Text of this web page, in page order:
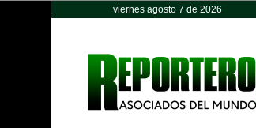
viernes agosto 7 de 2026
Opinión Política